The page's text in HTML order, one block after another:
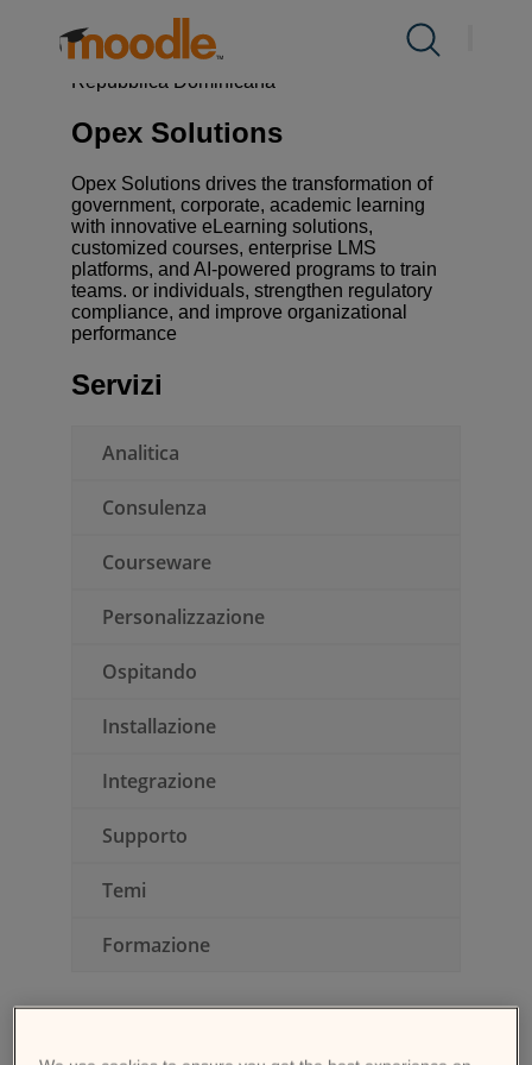
contenuto
Prodotti
child
menu
for
Prodotti
Servizi
Expand
child
menu
for
Servizi
Soluzioni
Expand
child
menu
for
Riguardo a noi
Expand
risorse
Contattaci
Invia una RFP
Servizi /Certified Partners & Services
Opex
Solutions
Repubblica Dominicana
Opex Solutions
Opex Solutions drives the transformation of
government, corporate, academic learning
with innovative eLearning solutions,
customized courses, enterprise LMS
platforms, and AI-powered programs to train
teams. or individuals, strengthen regulatory
compliance, and improve organizational
performance
Servizi
Analitica
Consulenza
Courseware
Personalizzazione
Ospitando
Installazione
Integrazione
Supporto
Temi
Formazione